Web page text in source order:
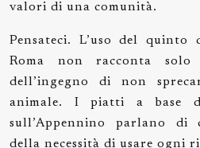
valori di una comunità.
Pensateci. L’uso del
Roma non racconta
dell’ingegno di non
animale. I piatti a base
sull’Appennino parlano di
della necessità di usare ogni